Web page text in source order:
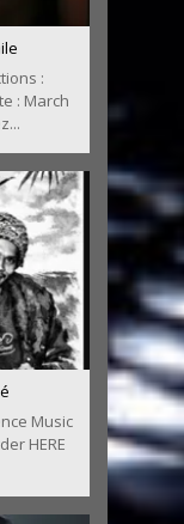
:
: March
Music
HERE